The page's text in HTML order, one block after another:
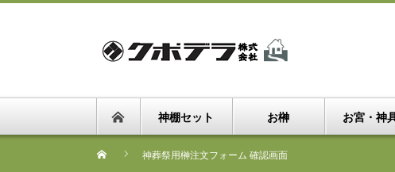
神棚セット お榊 お宮・神
神葬祭用榊注文フォーム 確認画面